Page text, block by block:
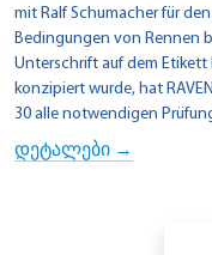
mit Ralf Schumacher für
Bedingungen von Rennen
Unterschrift auf dem
konzipiert wurde, hat
30 alle notwendigen
დეტალები →